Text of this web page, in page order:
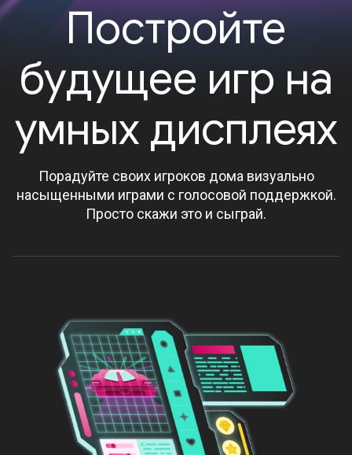
Постройте
будущее игр на
умных дисплеях
Порадуйте своих игроков дома визуально
насыщенными играми с голосовой поддержкой.
Просто скажи это и сыграй.